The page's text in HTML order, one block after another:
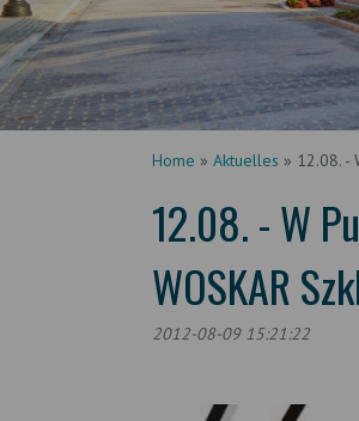
Home » Aktuelles » 12.08. -
12.08. - W
WOSKAR
2012-08-09 15:21:22